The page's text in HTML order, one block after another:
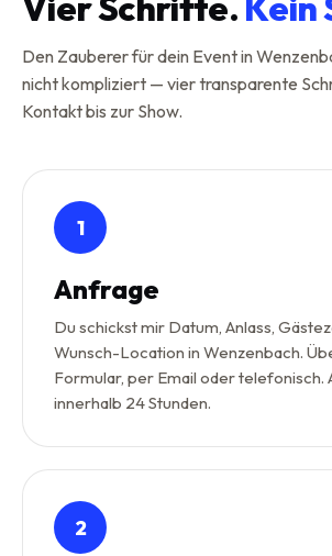
Den Zauberer für dein Event in
nicht kompliziert — vier transparente
Kontakt bis zur Show.
1
Anfrage
Du schickst mir Datum, Anlass,
Wunsch-Location in Wenzenbach.
Formular, per Email oder telefonisch.
innerhalb 24 Stunden.
2